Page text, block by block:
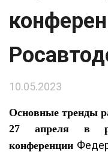
10.05.2023
Основные тренды
27 апреля в
конференции